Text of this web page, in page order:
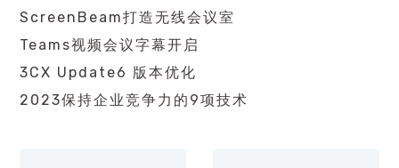
ScreenBeam打造无线会议室
Teams视频会议字幕开启
3CX Update6 版本优化
2023保持企业竞争力 的9项技术